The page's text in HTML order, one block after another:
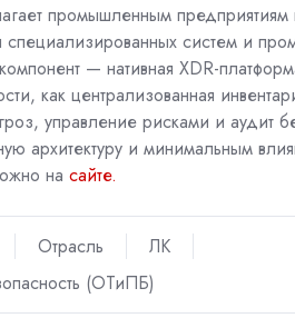
промышленным
специализированных систем и
— нативная XDR-
как централизованная
управление рисками и аудит
архитектуру и минимальным
на сайте.
Отрасль
ЛК
(ОТиПБ)